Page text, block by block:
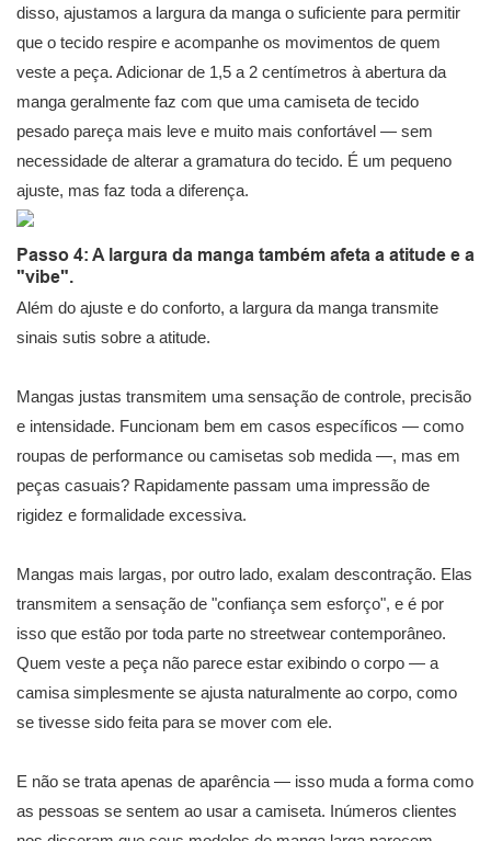
disso, ajustamos a largura da manga o suficiente para permitir
que o tecido respire e acompanhe os movimentos de quem
veste a peça. Adicionar de 1,5 a 2 centímetros à abertura da
manga geralmente faz com que uma camiseta de tecido
pesado pareça mais leve e muito mais confortável — sem
necessidade de alterar a gramatura do tecido. É um pequeno
ajuste, mas faz toda a diferença.
Passo 4: A largura da manga também afeta a atitude e a
"vibe".
Além do ajuste e do conforto, a largura da manga transmite
sinais sutis sobre a atitude.
Mangas justas transmitem uma sensação de controle, precisão
e intensidade. Funcionam bem em casos específicos — como
roupas de performance ou camisetas sob medida —, mas em
peças casuais? Rapidamente passam uma impressão de
rigidez e formalidade excessiva.
Mangas mais largas, por outro lado, exalam descontração. Elas
transmitem a sensação de "confiança sem esforço", e é por
isso que estão por toda parte no streetwear contemporâneo.
Quem veste a peça não parece estar exibindo o corpo — a
camisa simplesmente se ajusta naturalmente ao corpo, como
se tivesse sido feita para se mover com ele.
E não se trata apenas de aparência — isso muda a forma como
as pessoas se sentem ao usar a camiseta. Inúmeros clientes